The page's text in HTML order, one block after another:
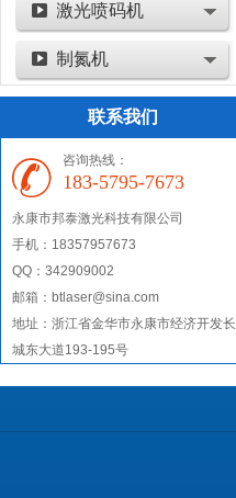
激光喷码机
制氮机
联系我们
咨询热线：
183-5795-7673
永康市邦泰激光科技有限公司
手机：18357957673
QQ：342909002
邮箱：btlaser@sina.com
地址： 浙江省金华市永康市经济开发长
城东大道193-195号